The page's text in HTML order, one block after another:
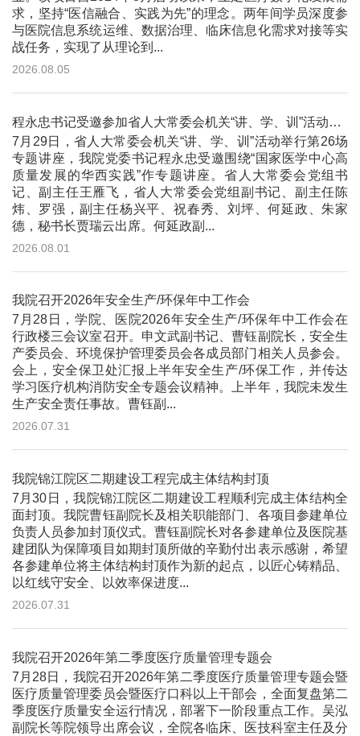
求，坚持“医信融合、实践为先”的理念。两年间学员深度参
与医院信息系统运维、数据治理、临床信息化需求对接等实
战任务，实现了从理论到...
2026.08.05
程永忠书记受邀参加省人大常委会机关“讲、学、训”活动并作专题讲座
7月29日，省人大常委会机关“讲、学、训”活动举行第26场
专题讲座，我院党委书记程永忠受邀围绕“国家医学中心高
质量发展的华西实践”作专题讲座。省人大常委会党组书
记、副主任王雁飞，省人大常委会党组副书记、副主任陈
炜、罗强，副主任杨兴平、祝春秀、刘坪、何延政、朱家
德，秘书长贾瑞云出席。何延政副...
2026.08.01
我院召开2026年安全生产/环保年中工作会
7月28日，学院、医院2026年安全生产/环保年中工作会在
行政楼三会议室召开。申文武副书记、曹钰副院长，安全生
产委员会、环境保护管理委员会各成员部门相关人员参会。
会上，安全保卫处汇报上半年安全生产/环保工作，并传达
学习医疗机构消防安全专题会议精神。上半年，我院未发生
生产安全责任事故。曹钰副...
2026.07.31
我院锦江院区二期建设工程完成主体结构封顶
7月30日，我院锦江院区二期建设工程顺利完成主体结构全
面封顶。我院曹钰副院长及相关职能部门、各项目参建单位
负责人员参加封顶仪式。曹钰副院长对各参建单位及医院基
建团队为保障项目如期封顶所做的辛勤付出表示感谢，希望
各参建单位将主体结构封顶作为新的起点，以匠心铸精品、
以红线守安全、以效率保进度...
2026.07.31
我院召开2026年第二季度医疗质量管理专题会
7月28日，我院召开2026年第二季度医疗质量管理专题会暨
医疗质量管理委员会暨医疗口科以上干部会，全面复盘第二
季度医疗质量安全运行情况，部署下一阶段重点工作。吴泓
副院长等院领导出席会议，全院各临床、医技科室主任及分